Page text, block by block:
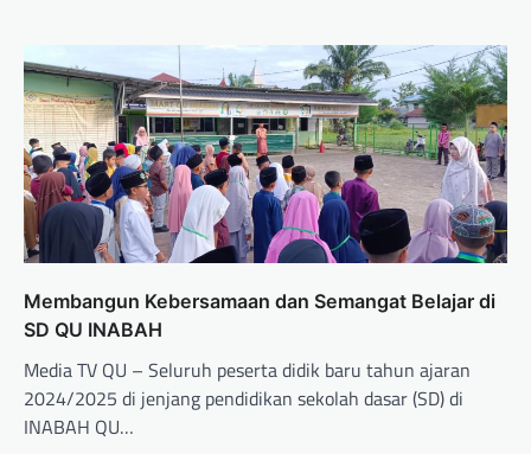
Membangun Kebersamaan dan Semangat Belajar di
SD QU INABAH
Media TV QU – Seluruh peserta didik baru tahun ajaran
2024/2025 di jenjang pendidikan sekolah dasar (SD) di
INABAH QU…